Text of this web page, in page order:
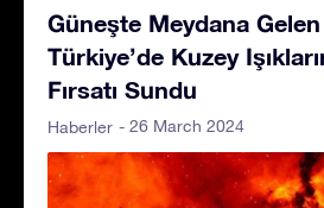
Güneşte Meydana Gelen
Türkiye’de Kuzey
Fırsatı Sundu
Haberler - 26 March 2024